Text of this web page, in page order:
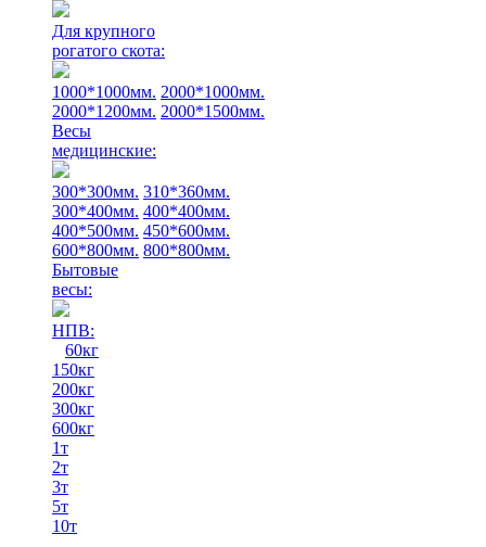
Для крупного
рогатого скота:
1000*1000мм. 2000*1000мм.
2000*1200мм. 2000*1500мм.
Весы
медицинские:
300*300мм. 310*360мм.
300*400мм. 400*400мм.
400*500мм. 450*600мм.
600*800мм. 800*800мм.
Бытовые
весы:
НПВ:
60кг
150кг
200кг
300кг
600кг
1т
2т
3т
5т
10т